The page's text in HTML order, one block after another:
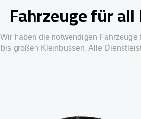
Fahrzeuge für
Wir haben die notwendigen
bis großen Kleinbussen. Alle